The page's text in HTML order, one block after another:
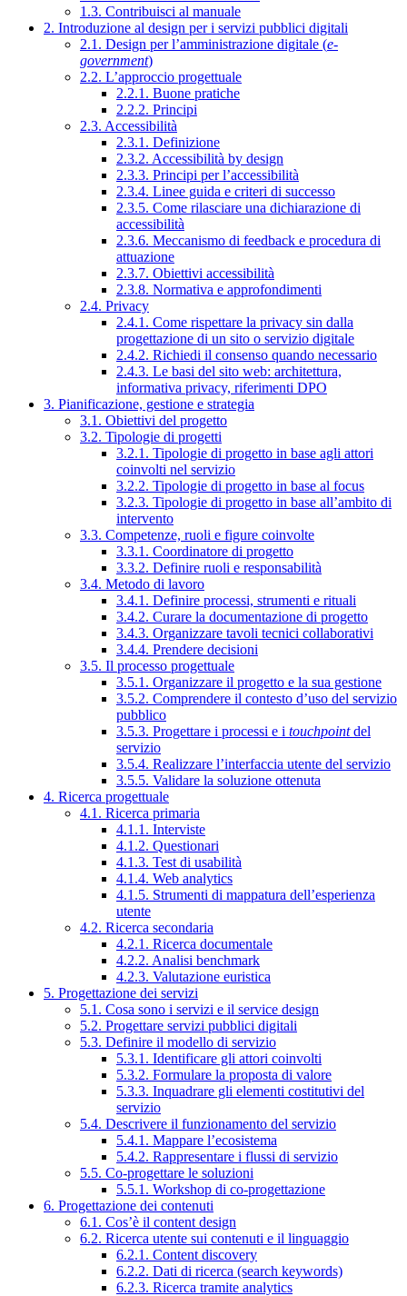
1.3. Contribuisci al manuale
2. Introduzione al design per i servizi pubblici digitali
2.1. Design per l’amministrazione digitale (e-
government)
2.2. L’approccio progettuale
2.2.1. Buone pratiche
2.2.2. Principi
2.3. Accessibilità
2.3.1. Definizione
2.3.2. Accessibilità by design
2.3.3. Principi per l’accessibilità
2.3.4. Linee guida e criteri di successo
2.3.5. Come rilasciare una dichiarazione di
accessibilità
2.3.6. Meccanismo di feedback e procedura di
attuazione
2.3.7. Obiettivi accessibilità
2.3.8. Normativa e approfondimenti
2.4. Privacy
2.4.1. Come rispettare la privacy sin dalla
progettazione di un sito o servizio digitale
2.4.2. Richiedi il consenso quando necessario
2.4.3. Le basi del sito web: architettura,
informativa privacy, riferimenti DPO
3. Pianificazione, gestione e strategia
3.1. Obiettivi del progetto
3.2. Tipologie di progetti
3.2.1. Tipologie di progetto in base agli attori
coinvolti nel servizio
3.2.2. Tipologie di progetto in base al focus
3.2.3. Tipologie di progetto in base all’ambito di
intervento
3.3. Competenze, ruoli e figure coinvolte
3.3.1. Coordinatore di progetto
3.3.2. Definire ruoli e responsabilità
3.4. Metodo di lavoro
3.4.1. Definire processi, strumenti e rituali
3.4.2. Curare la documentazione di progetto
3.4.3. Organizzare tavoli tecnici collaborativi
3.4.4. Prendere decisioni
3.5. Il processo progettuale
3.5.1. Organizzare il progetto e la sua gestione
3.5.2. Comprendere il contesto d’uso del servizio
pubblico
3.5.3. Progettare i processi e i touchpointdel
servizio
3.5.4. Realizzare l’interfaccia utente del servizio
3.5.5. Validare la soluzione ottenuta
4. Ricerca progettuale
4.1. Ricerca primaria
4.1.1. Interviste
4.1.2. Questionari
4.1.3. Test di usabilità
4.1.4. Web analytics
4.1.5. Strumenti di mappatura dell’esperienza
utente
4.2. Ricerca secondaria
4.2.1. Ricerca documentale
4.2.2. Analisi benchmark
4.2.3. Valutazione euristica
5. Progettazione dei servizi
5.1. Cosa sono i servizi e il service design
5.2. Progettare servizi pubblici digitali
5.3. Definire il modello di servizio
5.3.1. Identificare gli attori coinvolti
5.3.2. Formulare la proposta di valore
5.3.3. Inquadrare gli elementi costitutivi del
servizio
5.4. Descrivere il funzionamento del servizio
5.4.1. Mappare l’ecosistema
5.4.2. Rappresentare i flussi di servizio
5.5. Co-progettare le soluzioni
5.5.1. Workshop di co-progettazione
6. Progettazione dei contenuti
6.1. Cos’è il content design
6.2. Ricerca utente sui contenuti e il linguaggio
6.2.1. Content discovery
6.2.2. Dati di ricerca (search keywords)
6.2.3. Ricerca tramite analytics